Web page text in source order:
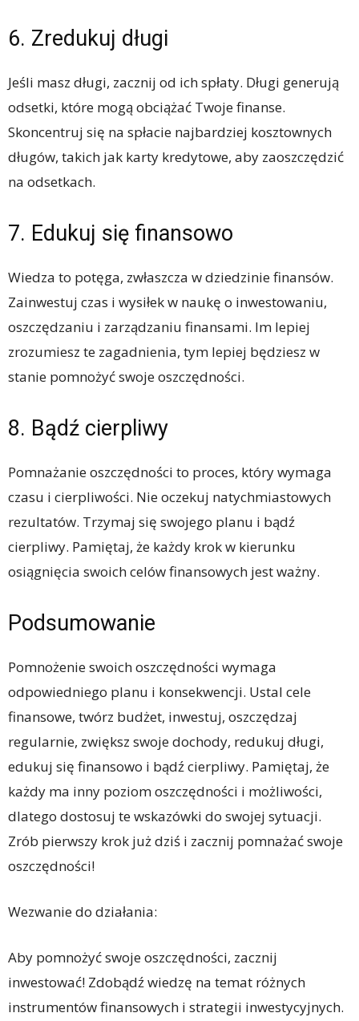
6. Zredukuj długi
Jeśli masz długi, zacznij od ich spłaty. Długi generują
odsetki, które mogą obciążać Twoje finanse.
Skoncentruj się na spłacie najbardziej kosztownych
długów, takich jak karty kredytowe, aby zaoszczędzić
na odsetkach.
7. Edukuj się finansowo
Wiedza to potęga, zwłaszcza w dziedzinie finansów.
Zainwestuj czas i wysiłek w naukę o inwestowaniu,
oszczędzaniu i zarządzaniu finansami. Im lepiej
zrozumiesz te zagadnienia, tym lepiej będziesz w
stanie pomnożyć swoje oszczędności.
8. Bądź cierpliwy
Pomnażanie oszczędności to proces, który wymaga
czasu i cierpliwości. Nie oczekuj natychmiastowych
rezultatów. Trzymaj się swojego planu i bądź
cierpliwy. Pamiętaj, że każdy krok w kierunku
osiągnięcia swoich celów finansowych jest ważny.
Podsumowanie
Pomnożenie swoich oszczędności wymaga
odpowiedniego planu i konsekwencji. Ustal cele
finansowe, twórz budżet, inwestuj, oszczędzaj
regularnie, zwiększ swoje dochody, redukuj długi,
edukuj się finansowo i bądź cierpliwy. Pamiętaj, że
każdy ma inny poziom oszczędności i możliwości,
dlatego dostosuj te wskazówki do swojej sytuacji.
Zrób pierwszy krok już dziś i zacznij pomnażać swoje
oszczędności!
Wezwanie do działania:
Aby pomnożyć swoje oszczędności, zacznij
inwestować! Zdobądź wiedzę na temat różnych
instrumentów finansowych i strategii inwestycyjnych.